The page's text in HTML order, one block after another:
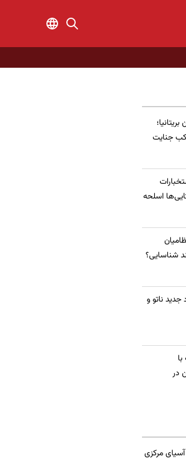
جنایت
اسلحه
شناسایی؟
جدید ناتو و
در
مرکزی